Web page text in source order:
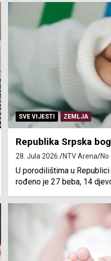
SVE VIJESTI ZEMLJA
Republika Srpska
28. Jula 2026. NTV Arena No
U porodilištima u
rođeno je 27 beba, 14